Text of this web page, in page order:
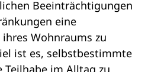
Beeinträchtigungen
eine
Wohnraums zu
ist es, selbstbestimmte